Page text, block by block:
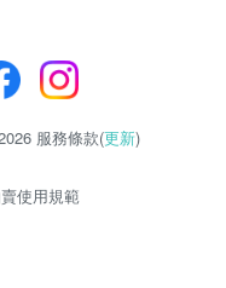
服務條款(更新)
使用規範